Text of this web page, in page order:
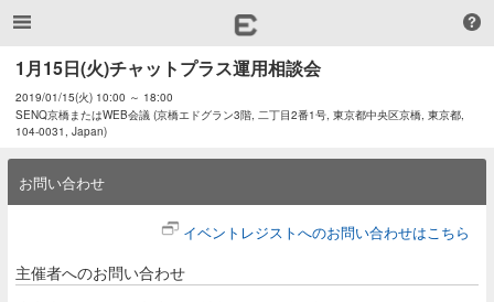
1月15日(火)チャットプラス運用相談会
2019/01/15(火) 10:00 ～ 18:00
SENQ京橋またはWEB会議 (京橋エドグラン3階, 二丁目2番1号, 東京都中央区京橋, 東京都,
104-0031, Japan)
お問い合わせ
イベントレジストへのお問い合わせはこちら
主催者へのお問い合わせ